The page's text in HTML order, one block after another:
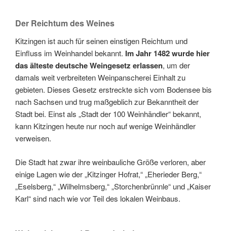
Der Reichtum des Weines
Kitzingen ist auch für seinen einstigen Reichtum und
Einfluss im Weinhandel bekannt. Im Jahr 1482 wurde hier
das älteste deutsche Weingesetz erlassen, um der
damals weit verbreiteten Weinpanscherei Einhalt zu
gebieten. Dieses Gesetz erstreckte sich vom Bodensee bis
nach Sachsen und trug maßgeblich zur Bekanntheit der
Stadt bei. Einst als „Stadt der 100 Weinhändler“ bekannt,
kann Kitzingen heute nur noch auf wenige Weinhändler
verweisen.
Die Stadt hat zwar ihre weinbauliche Größe verloren, aber
einige Lagen wie der „Kitzinger Hofrat,“ „Eherieder Berg,“
„Eselsberg,“ „Wilhelmsberg,“ „Storchenbrünnle“ und „Kaiser
Karl“ sind nach wie vor Teil des lokalen Weinbaus.